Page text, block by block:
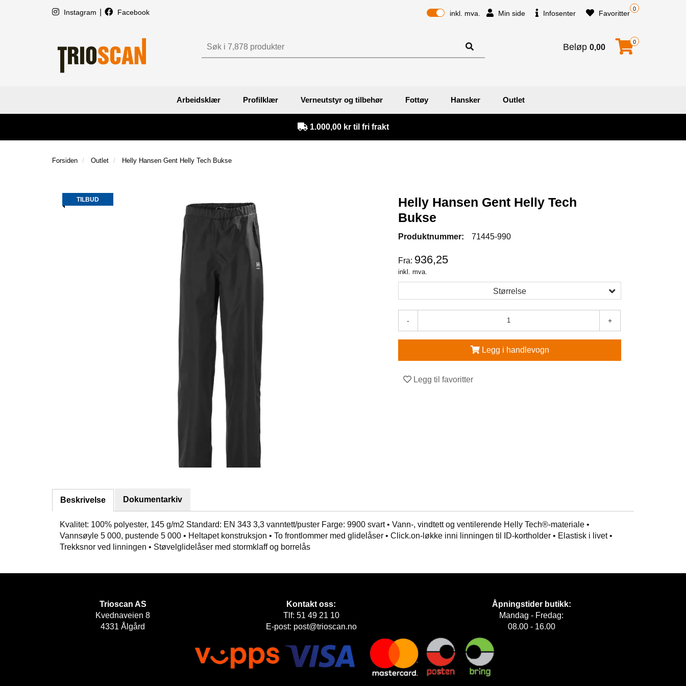
Instagram Facebook inkl. mva. Min side Infosenter
0
Favoritter
Beløp 0,00
0
Arbeidsklær Profilklær Verneutstyr og tilbehør Fottøy Hansker Outlet
1.000,00 kr til fri frakt
Forsiden Outlet Helly Hansen Gent Helly Tech Bukse
TILBUD
Helly Hansen Gent Helly Tech
Bukse
Produktnummer: 71445-990
Fra: 936,25
inkl. mva.
Størrelse
- +
Legg i handlevogn
Legg til favoritter
Beskrivelse Dokumentarkiv
Kvalitet: 100% polyester, 145 g/m2 Standard: EN 343 3,3 vanntett/puster Farge: 9900 svart • Vann-, vindtett og ventilerende Helly Tech®-materiale •
Vannsøyle 5 000, pustende 5 000 • Heltapet konstruksjon • To frontlommer med glidelåser • Click.on-løkke inni linningen til ID-kortholder • Elastisk i livet •
Trekksnor ved linningen • Støvelglidelåser med stormklaff og borrelås
Trioscan AS
Kvednaveien 8
4331 Ålgård
Kontakt oss:
Tlf: 51 49 21 10
E-post: post@trioscan.no
Åpningstider butikk:
Mandag - Fredag:
08.00 - 16.00